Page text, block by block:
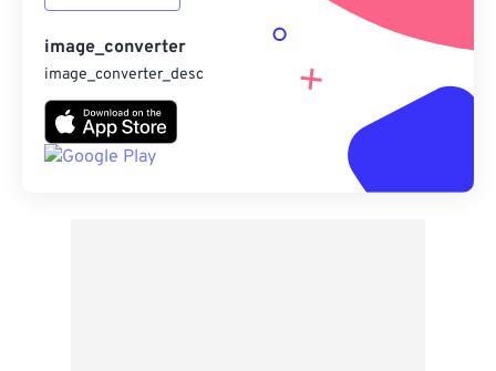
image_converter
image_converter_desc